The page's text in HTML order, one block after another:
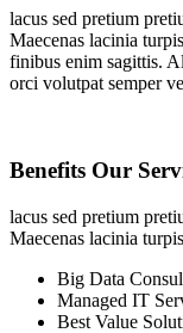
lacus sed pretium
Maecenas lacinia
finibus enim sagittis.
orci volutpat semper
Benefits Our
lacus sed pretium
Maecenas lacinia
Big Data
Managed IT
Best Value